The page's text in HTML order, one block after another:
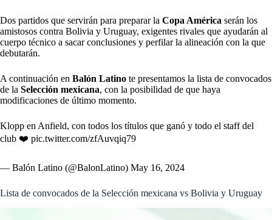
Dos partidos que servirán para preparar la Copa América serán los
amistosos contra Bolivia y Uruguay, exigentes rivales que ayudarán al
cuerpo técnico a sacar conclusiones y perfilar la alineación con la que
debutarán.
A continuación en Balón Latino te presentamos la lista de convocados
de la Selección mexicana, con la posibilidad de que haya
modificaciones de último momento.
Klopp en Anfield, con todos los títulos que ganó y todo el staff del
club ❤️ pic.twitter.com/zfAuvqiq79
— Balón Latino (@BalonLatino) May 16, 2024
Lista de convocados de la Selección mexicana vs Bolivia y Uruguay